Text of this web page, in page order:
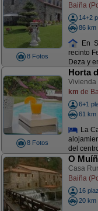
8 Fotos
Baiña
14+2
86 km
En
recinto
Deza y
8 Fotos
Horta
Vivienda
km de
6+1
61 km
La
del
O
Casa
Baiña
16
20 km